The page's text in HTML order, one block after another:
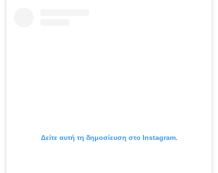
Δείτε αυτή τη δημοσίευση στο Instagram.